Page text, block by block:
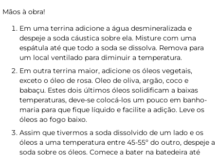
Mãos à obra!
Em uma terrina adicione a água desmineralizada e
despeje a soda cáustica sobre ela. Misture com uma
espátula até que todo a soda se dissolva. Remova para
um local ventilado para diminuir a temperatura.
Em outra terrina maior, adicione os óleos vegetais,
exceto o óleo de rosa. Oleo de oliva, argão, coco e
babaçu. Estes dois últimos óleos solidificam a baixas
temperaturas, deve-se colocá-los um pouco em banho-
maria para que fique líquido e facilite a adição. Leve os
óleos ao fogo baixo.
Assim que tivermos a soda dissolvido de um lado e os
óleos a uma temperatura entre 45-55º do outro, despeje a
soda sobre os óleos. Comece a bater na batedeira até